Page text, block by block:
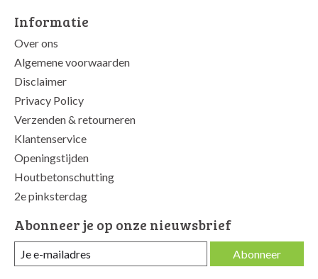
Informatie
Over ons
Algemene voorwaarden
Disclaimer
Privacy Policy
Verzenden & retourneren
Klantenservice
Openingstijden
Houtbetonschutting
2e pinksterdag
Abonneer je op onze nieuwsbrief
Abonneer